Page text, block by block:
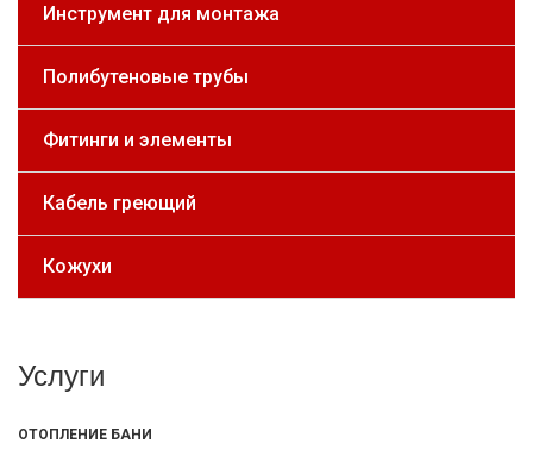
Инструмент для монтажа
Полибутеновые трубы
Фитинги и элементы
Кабель греющий
Кожухи
Услуги
ОТОПЛЕНИЕ БАНИ